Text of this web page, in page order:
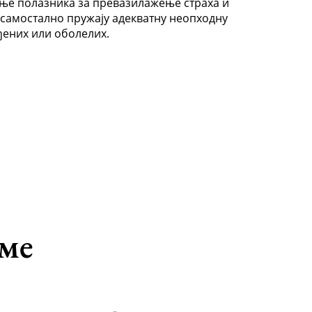
пружају адекватну неопходну
или оболелих.